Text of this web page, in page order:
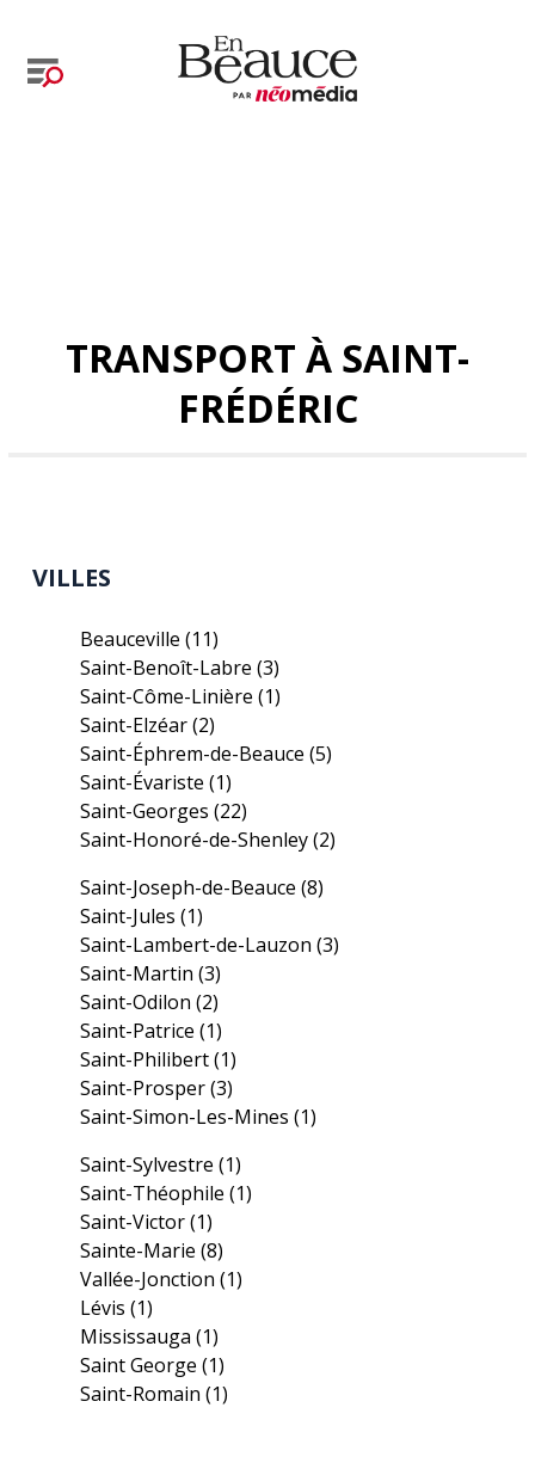
TRANSPORT À SAINT-
FRÉDÉRIC
VILLES
Beauceville(11)
Saint-Benoît-Labre(3)
Saint-Côme-Linière(1)
Saint-Elzéar(2)
Saint-Éphrem-de-Beauce(5)
Saint-Évariste(1)
Saint-Georges(22)
Saint-Honoré-de-Shenley(2)
Saint-Joseph-de-Beauce(8)
Saint-Jules(1)
Saint-Lambert-de-Lauzon(3)
Saint-Martin(3)
Saint-Odilon(2)
Saint-Patrice(1)
Saint-Philibert(1)
Saint-Prosper(3)
Saint-Simon-Les-Mines(1)
Saint-Sylvestre(1)
Saint-Théophile(1)
Saint-Victor(1)
Sainte-Marie(8)
Vallée-Jonction(1)
Lévis(1)
Mississauga(1)
Saint George(1)
Saint-Romain(1)